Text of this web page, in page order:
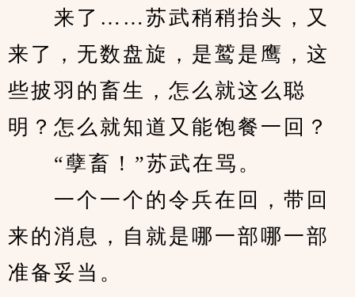
来了……苏武稍稍抬头，又
来了，无数盘旋，是鹫是鹰，这
些披羽的畜生，怎么就这么聪
明？怎么就知道又能饱餐一回？
“孽畜！”苏武在骂。
一个一个的令兵在回，带回
来的消息，自就是哪一部哪一部
准备妥当。